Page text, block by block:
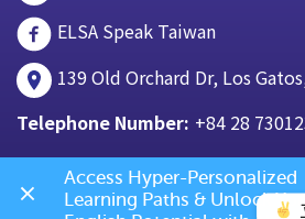
ELSA Speak Taiwan
139 Old Orchard Dr, Los
Telephone Number: +84 28
Access Hyper-Personalized
Learning Paths & Unlock